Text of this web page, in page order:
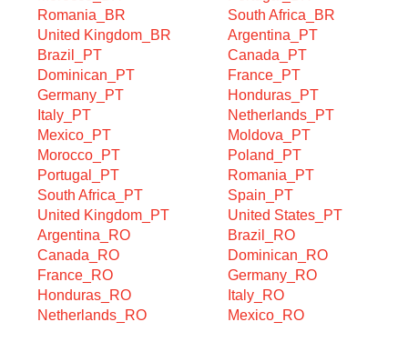
Romania_BR
South Africa_BR
United Kingdom_BR
Argentina_PT
Brazil_PT
Canada_PT
Dominican_PT
France_PT
Germany_PT
Honduras_PT
Italy_PT
Netherlands_PT
Mexico_PT
Moldova_PT
Morocco_PT
Poland_PT
Portugal_PT
Romania_PT
South Africa_PT
Spain_PT
United Kingdom_PT
United States_PT
Argentina_RO
Brazil_RO
Canada_RO
Dominican_RO
France_RO
Germany_RO
Honduras_RO
Italy_RO
Netherlands_RO
Mexico_RO